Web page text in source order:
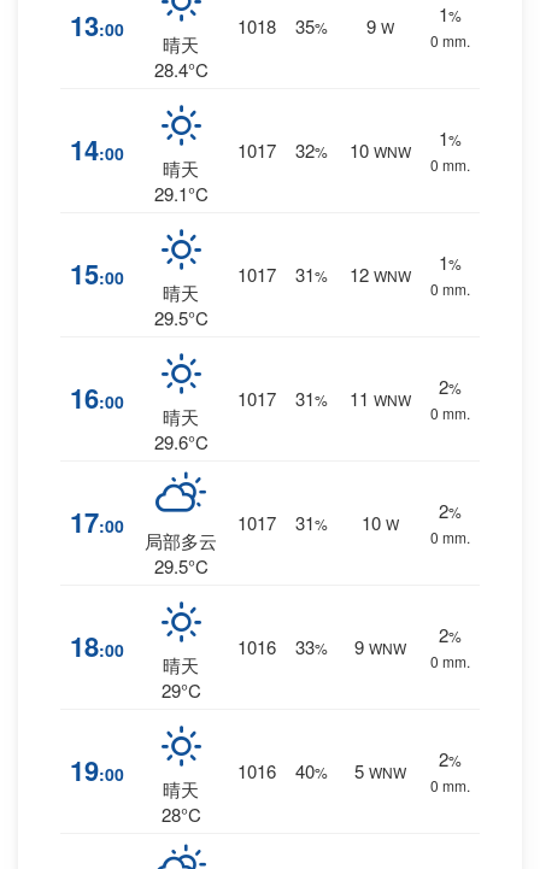
13:00
晴天
28.4°C
1018 35% 9 W
1%
0 mm.
14:00
晴天
29.1°C
1017 32% 10 WNW
1%
0 mm.
15:00
晴天
29.5°C
1017 31% 12 WNW
1%
0 mm.
16:00
晴天
29.6°C
1017 31% 11 WNW
2%
0 mm.
17:00
局部多云
29.5°C
1017 31% 10 W
2%
0 mm.
18:00
晴天
29°C
1016 33% 9 WNW
2%
0 mm.
19:00
晴天
28°C
1016 40% 5 WNW
2%
0 mm.